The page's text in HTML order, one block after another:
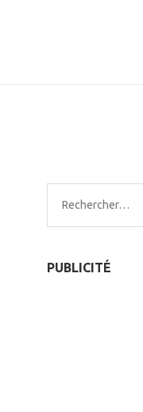
Rechercher :
PUBLICITÉ